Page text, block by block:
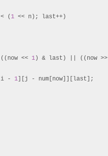
( 1 << n); last++ )
<< 1 ) & last) || ((now >>
- 1 ][j - num[now]][last];